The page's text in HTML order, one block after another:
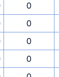
0
0
0
0